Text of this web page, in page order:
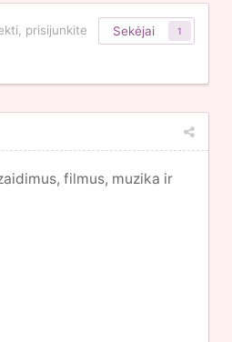
prisijunkite Sekėjai 1
filmus, muzika ir